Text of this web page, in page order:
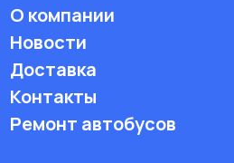
О компании
Новости
Доставка
Контакты
Ремонт автобусов